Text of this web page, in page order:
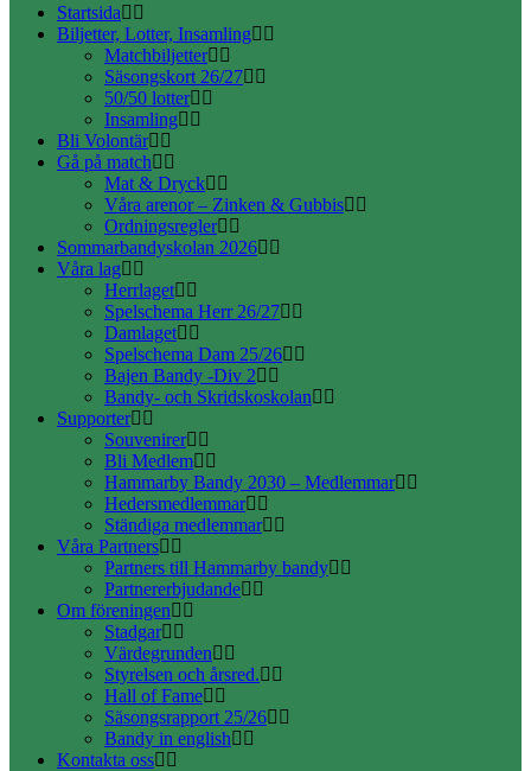
Startsida
Biljetter, Lotter, Insamling
Matchbiljetter
Säsongskort 26/27
50/50 lotter
Insamling
Bli Volontär
Gå på match
Mat & Dryck
Våra arenor – Zinken & Gubbis
Ordningsregler
Sommarbandyskolan 2026
Våra lag
Herrlaget
Spelschema Herr 26/27
Damlaget
Spelschema Dam 25/26
Bajen Bandy -Div 2
Bandy- och Skridskoskolan
Supporter
Souvenirer
Bli Medlem
Hammarby Bandy 2030 – Medlemmar
Hedersmedlemmar
Ständiga medlemmar
Våra Partners
Partners till Hammarby bandy
Partnererbjudande
Om föreningen
Stadgar
Värdegrunden
Styrelsen och årsred.
Hall of Fame
Säsongsrapport 25/26
Bandy in english
Kontakta oss